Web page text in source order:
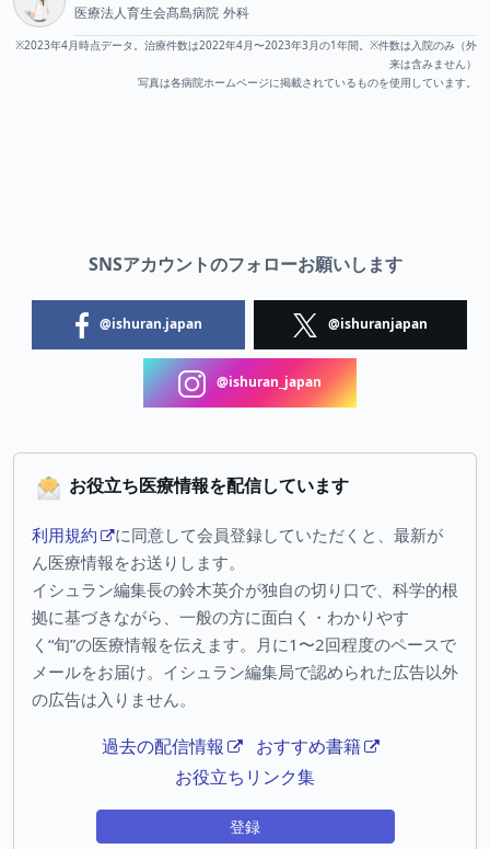
医療法人育生会髙島病院 外科
※2023年4月時点データ。治療件数は2022年4月〜2023年3月の1年間。※件数は入院のみ（外
来は含みません）
写真は各病院ホームページに掲載されているものを使用しています。
SNSアカウントのフォローお願いします
@ishuran.japan @ishuranjapan
@ishuran_japan
お役立ち医療情報を配信しています
利用規約
に同意して会員登録していただくと、最新が
ん医療情報をお送りします。
イシュラン編集長の鈴木英介が独自の切り口で、科学的根
拠に基づきながら、一般の方に面白く・わかりやす
く“旬”の医療情報を伝えます。月に1〜2回程度のペースで
メールをお届け。イシュラン編集局で認められた広告以外
の広告は入りません。
過去の配信情報
おすすめ書籍
お役立ちリンク集
登録